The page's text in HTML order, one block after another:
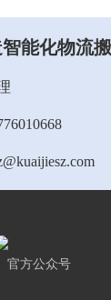
能化物流
官方公众号